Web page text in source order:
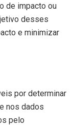
de impacto ou
desses
e minimizar
por determinar
nos dados
pelo